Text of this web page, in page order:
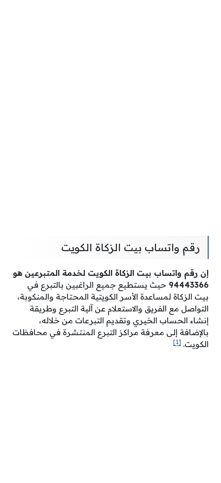
رقم واتساب بيت الزكاة الكويت
إن رقم واتساب بيت الزكاة الكويت لخدمة المتبرعين هو
94443366 حيث يستطيع جميع الراغبين بالتبرع في
بيت الزكاة لمساعدة الأسر الكويتية المحتاجة والمنكوبة،
التواصل مع الفريق والاستعلام عن آلية التبرع وطريقة
إنشاء الحساب الخيري وتقديم التبرعات من خلاله،
بالإضافة إلى معرفة مراكز التبرع المنتشرة في محافظات
الكويت. [1]